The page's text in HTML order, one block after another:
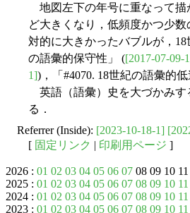
地図左下の年号に重なって描
ど大きくなり，低頻度かつ少
対的に大きかったバブルが，18
の語彙的保守性」 ([2017-07-09-
1])，「#4070. 18世紀の語彙的
英語（語彙）史を大づかみす
る．
Referrer (Inside): [2023-10-18-1]
[ 固定リンク | 印刷用ページ ]
2026 : 01 02 03 04 05 06 07 08 09 10
2025 : 01 02 03 04 05 06 07 08 09 10 11
2024 : 01 02 03 04 05 06 07 08 09 10 11
2023 : 01 02 03 04 05 06 07 08 09 10 11